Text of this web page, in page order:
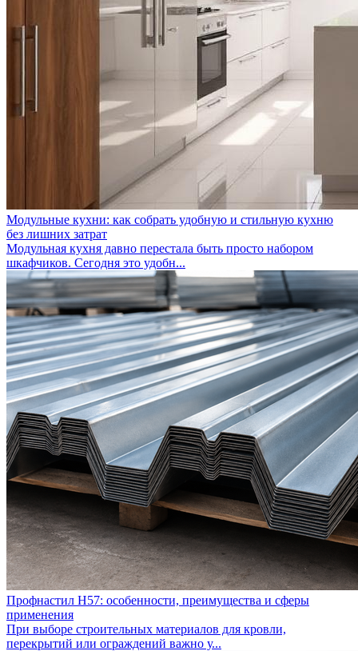
Модульные кухни: как собрать удобную и стильную кухню
без лишних затрат
Модульная кухня давно перестала быть просто набором
шкафчиков. Сегодня это удобн...
Профнастил Н57: особенности, преимущества и сферы
применения
При выборе строительных материалов для кровли,
перекрытий или ограждений важно у...